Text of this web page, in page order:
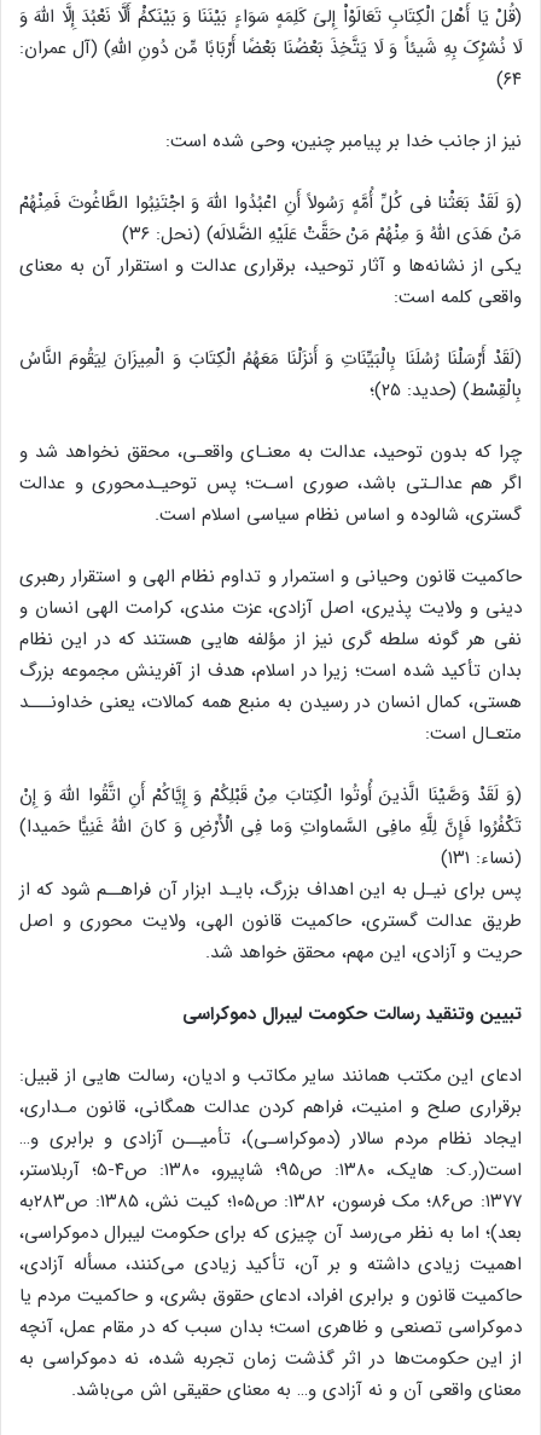
(قُلْ یَا أَهْلَ الْکِتَابِ تَعَالَوْاْ إِلىَ‏ کَلِمَهٍ سَوَاءٍ بَیْنَنَا وَ بَیْنَکمُ‏ْ أَلَّا نَعْبُدَ إِلَّا اللَّهَ وَ
لَا نُشرِْکَ بِهِ شَیئاً وَ لَا یَتَّخِذَ بَعْضُنَا بَعْضًا أَرْبَابًا مِّن دُونِ اللَّهِ) (آل عمران:
۶۴)
نیز از جانب خدا بر پیامبر چنین، وحی شده است:
(وَ لَقَدْ بَعَثْنا فی‏ کُلِّ أُمَّهٍ رَسُولاً أَنِ اعْبُدُوا اللَّهَ وَ اجْتَنِبُوا الطَّاغُوتَ فَمِنْهُمْ
مَنْ هَدَى اللَّهُ وَ مِنْهُمْ مَنْ حَقَّتْ عَلَیْهِ الضَّلالَه) (نحل: ۳۶)
یکی از نشانه‌ها و آثار توحید، برقراری عدالت و استقرار آن به معنای
واقعی کلمه است:
(لَقَدْ أَرْسَلْنَا رُسُلَنَا بِالْبَیِّنَاتِ وَ أَنزَلْنَا مَعَهُمُ الْکِتَابَ وَ الْمِیزَانَ لِیَقُومَ النَّاسُ
بِالْقِسْط) (حدید: ۲۵)؛
چرا که بدون توحید، عدالت به معنـای واقعـی، محقق نخواهد شد و
اگر هم عدالـتی باشد، صوری اسـت؛ پس توحیـدمحوری و عدالت
گستری، شالوده و اساس نظام سیاسی اسلام است.
حاکمیت قانون وحیانی و استمرار و تداوم نظام الهی و استقرار رهبری
دینی و ولایت پذیری، اصل آزادی، عزت مندی، کرامت الهی انسان و
نفی هر گونه سلطه گری نیز از مؤلفه هایی هستند که در این نظام
بدان تأکید شده است؛ زیرا در اسلام، هدف از آفرینش مجموعه بزرگ
هستی، کمال انسان در رسیدن به منبع همه کمالات، یعنی خداونـــد
متعـال است:
(وَ لَقَدْ وَصَّیْنَا الَّذینَ أُوتُوا الْکِتابَ مِنْ قَبْلِکُمْ وَ إِیَّاکُمْ أَنِ اتَّقُوا اللَّهَ وَ إِنْ
تَکْفُرُوا فَإِنَّ لِلَّهِ مافِی السَّماواتِ وَما فِی الْأَرْضِ وَ کانَ اللَّهُ غَنِیًّا حَمیدا)
(نساء: ۱۳۱)
پس برای نیـل به این اهداف بزرگ، بایـد ابزار آن فراهــم شود که از
طریق عدالت گستری، حاکمیت قانون الهی، ولایت محوری و اصل
حریت و آزادی، این مهم، محقق خواهد شد.
تبیین وتنقید رسالت حکومت لیبرال دموکراسی
ادعای این مکتب همانند سایر مکاتب و ادیان، رسالت هایی از قبیل:
برقراری صلح و امنیت، فراهم کردن عدالت همگانی، قانون مـداری،
ایجاد نظام مردم سالار (دموکراسـی)، تأمیــن آزادی و برابری و…
است(ر.ک: هایک، ۱۳۸۰: ص۹۵؛ شاپیرو، ۱۳۸۰: ص۴-۵؛ آربلاستر،
۱۳۷۷: ص۸۶؛ مک فرسون، ۱۳۸۲: ص۱۰۵؛ کیت نش، ۱۳۸۵: ص۲۸۳به
بعد)؛ اما به نظر می‌رسد آن چیزی که برای حکومت لیبرال دموکراسی،
اهمیت زیادی داشته و بر آن، تأکید زیادی می‌کنند، مسأله آزادی،
حاکمیت قانون و برابری افراد، ادعای حقوق بشری، و حاکمیت مردم یا
دموکراسی تصنعی و ظاهری است؛ بدان سبب که در مقام عمل، آنچه
از این حکومت‌ها در اثر گذشت زمان تجربه شده، نه دموکراسی به
معنای واقعی آن و نه آزادی و… به معنای حقیقی اش می‌باشد.